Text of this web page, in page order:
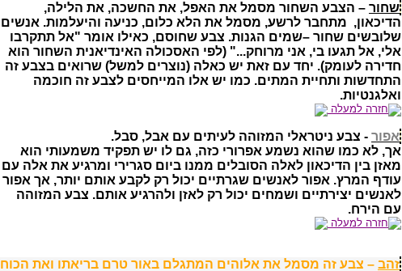
שחור – הצבע השחור מסמל את האפל, את החשכה, את הלילה,
הדיכאון, מתחבר לרשע, מסמל את הלא כלום, כניעה והיעלמות. אנשים
שלובשים שחור –שמים הגנות. צבע שחוסם, כאילו אומר "אל תתקרבו
אלי, אל תגעו בי, אני מרוחק..." (לפי האסכולה האינדיאנית השחור הוא
חדירה לעומק). יחד עם זאת יש כאלה (נוצרים למשל) שרואים בצבע זה
התחדשות ותחיית המתים. כמו יש אלו המייחסים לצבע זה חוכמה
ואלגנטיות.
חזרה למעלה
אפור - צבע ניטראלי המזוהה לעיתים עם אבל, סבל.
אך, לא כמו שהוא נשמע אפרורי כזה, גם לו יש תפקיד משמעותי הוא
מאזן בין הדיכאון לאלה הסובלים ממנו ביום סגרירי ומרגיע את אלה עם
עודף המרץ. אפור לאנשים שגרתיים יכול רק לקבע אותם יותר, אך אפור
לאנשים יצירתיים ושמחים יכול רק לאזן ולהרגיע אותם. צבע המזוהה
עם הירח.
חזרה למעלה
זהב – צבע זה מסמל את אלוהים המתגלם באור טרם בריאתו ואת הכוח